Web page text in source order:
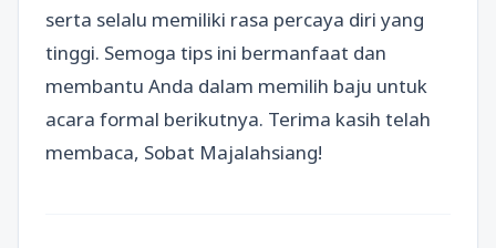
serta selalu memiliki rasa percaya diri yang
tinggi. Semoga tips ini bermanfaat dan
membantu Anda dalam memilih baju untuk
acara formal berikutnya. Terima kasih telah
membaca, Sobat Majalahsiang!